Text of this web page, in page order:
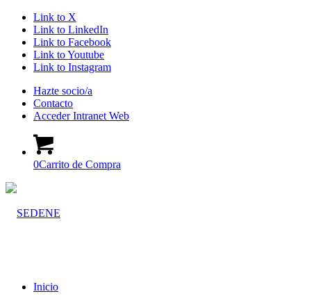
Link to X
Link to LinkedIn
Link to Facebook
Link to Youtube
Link to Instagram
Hazte socio/a
Contacto
Acceder Intranet Web
0Carrito de Compra
Inicio